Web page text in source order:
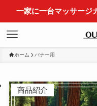
一家に一台マッサージ
ホーム バナー用
商品紹介